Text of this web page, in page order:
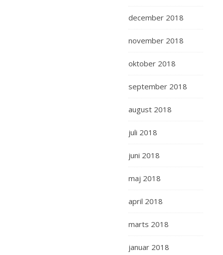
december 2018
november 2018
oktober 2018
september 2018
august 2018
juli 2018
juni 2018
maj 2018
april 2018
marts 2018
januar 2018